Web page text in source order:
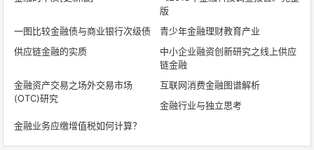
版
一图比较金融债与商业银行次级债
青少年金融理财教育产业
供应链金融的实质
中小企业融资创新研究之线上供应
链金融
金融资产交易之场外交易市场
(OTC)研究
互联网消费金融图谱解析
金融行业与独立思考
金融业务应缴增值税如何计算？